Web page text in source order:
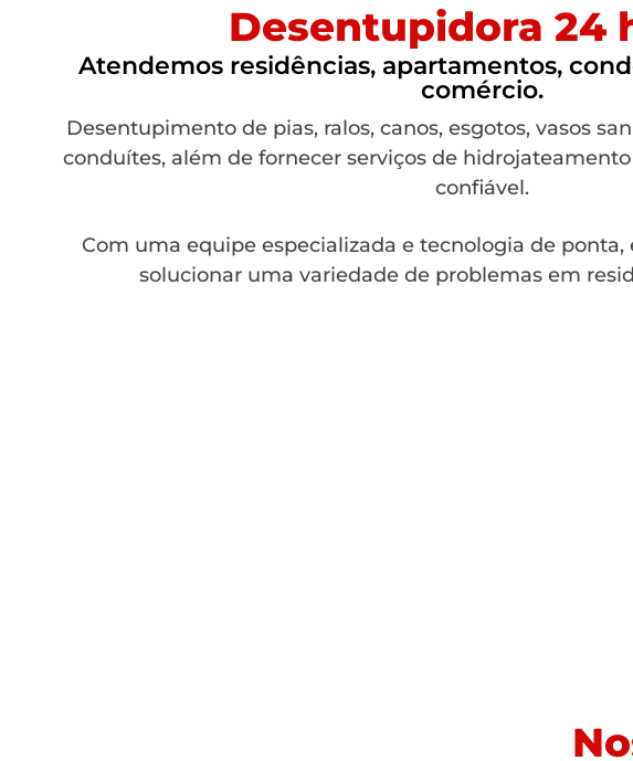
Desentupidora 24
Atendemos residências, apartamentos,
comércio.
Desentupimento de pias, ralos, canos, esgotos, vasos
conduítes, além de fornecer serviços de
confiável.
Com uma equipe especializada e tecnologia de ponta,
solucionar uma variedade de problemas em